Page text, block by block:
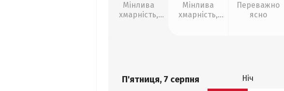
Мінлива
хмарність,
Мінлива
хмарність,
Переважно
ясно
П'ятниця, 7 серпня Ніч